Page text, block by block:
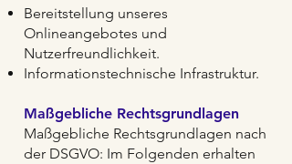
Bereitstellung unseres
Onlineangebotes und
Nutzerfreundlichkeit.
Informationstechnische Infrastruktur.
Maßgebliche Rechtsgrundlagen
Maßgebliche Rechtsgrundlagen nach
der DSGVO: Im Folgenden erhalten